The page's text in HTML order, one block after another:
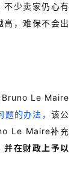
不少卖家仍心有
高，难保不会出
Bruno Le Maire
的办法， 该公
Le Maire补充
并在财政上予以